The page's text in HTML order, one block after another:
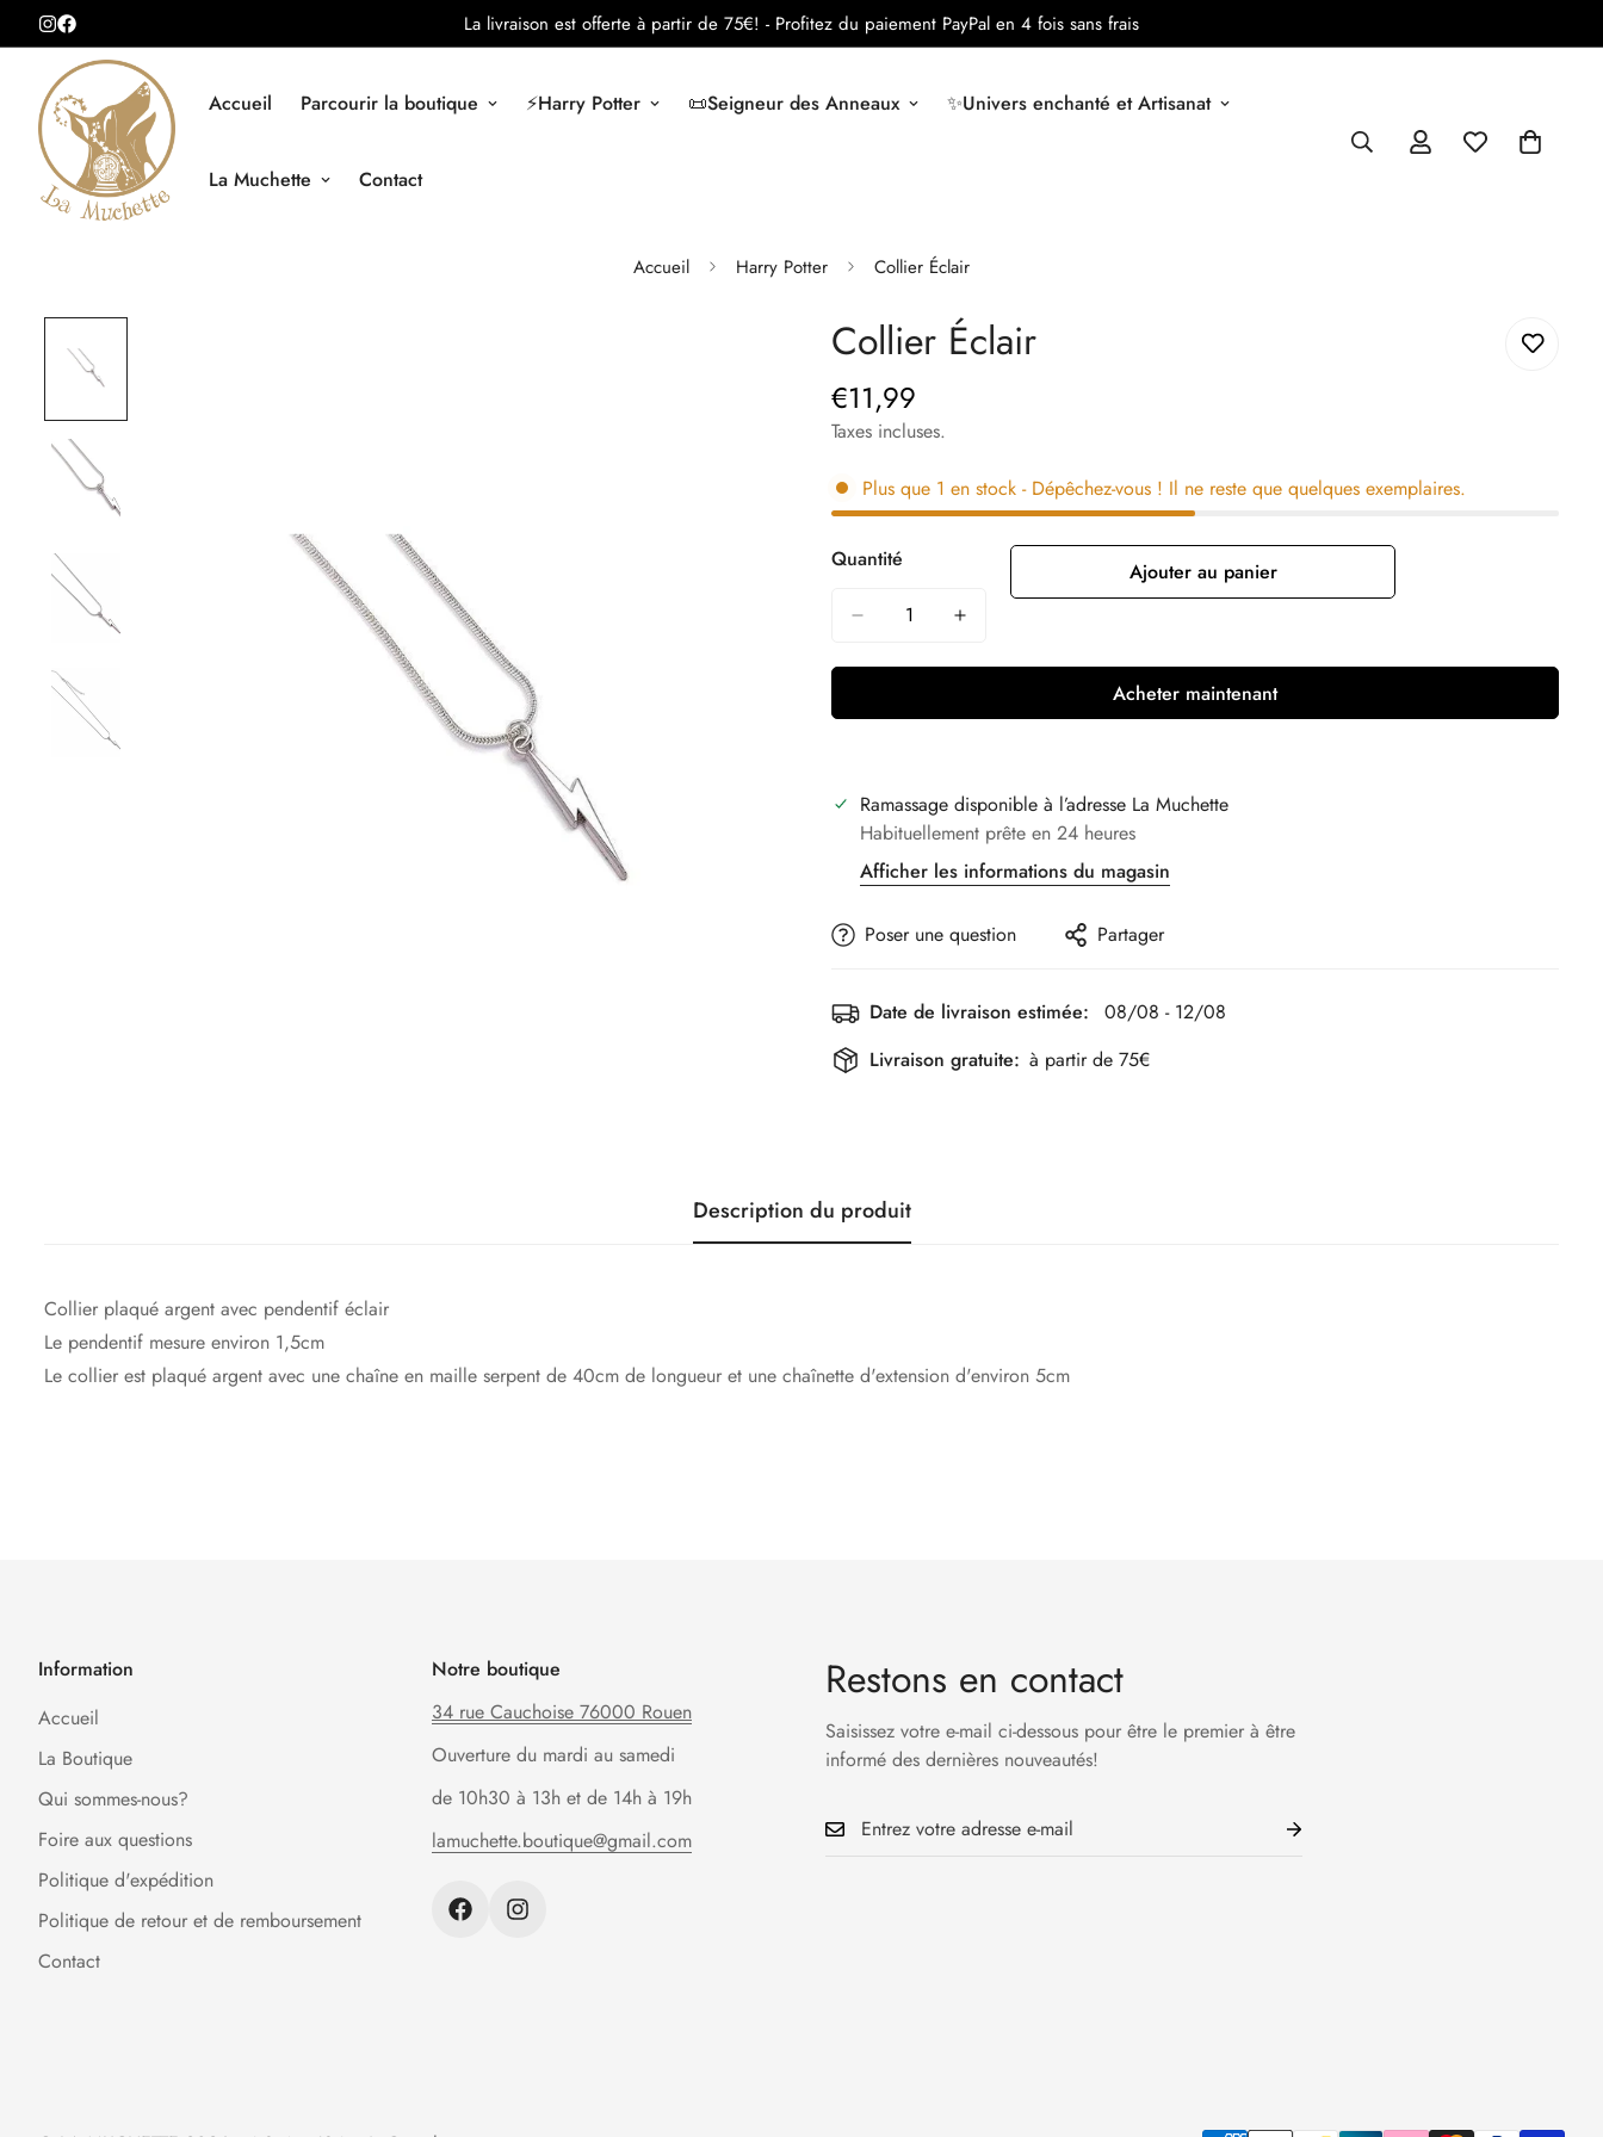
La livraison est offerte à partir de 75€! - Profitez du paiement PayPal en 4 fois sans frais
Accueil Parcourir la boutique ⚡️Harry Potter 📜Seigneur des Anneaux ✨Univers enchanté et Artisanat
La Muchette Contact
Accueil Harry Potter Collier Éclair
Collier Éclair
Prix
régulier
€11,99
Taxes incluses.
Plus que 1 en stock - Dépêchez-vous ! Il ne reste que quelques exemplaires.
Quantité Ajouter au panier
Acheter maintenant
Ramassage disponible à l’adresse La Muchette
Habituellement prête en 24 heures
Afficher les informations du magasin
Poser une question Partager
Date de livraison estimée:
08/08 - 12/08
Livraison gratuite: à partir de 75€
Description du produit
Collier plaqué argent avec pendentif éclair
Le pendentif mesure environ 1,5cm
Le collier est plaqué argent avec une chaîne en maille serpent de 40cm de longueur et une chaînette d'extension d'environ 5cm
Information
Accueil
La Boutique
Qui sommes-nous?
Foire aux questions
Politique d'expédition
Politique de retour et de remboursement
Contact
Notre boutique
34 rue Cauchoise 76000 Rouen
Ouverture du mardi au samedi
de 10h30 à 13h et de 14h à 19h
lamuchette.boutique@gmail.com
Restons en contact
Saisissez votre e-mail ci-dessous pour être le premier à être
informé des dernières nouveautés!